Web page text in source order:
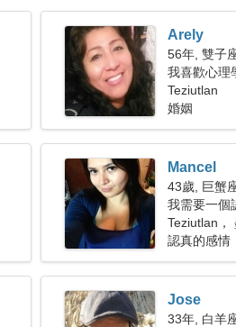
Arely
56年, 雙子
我喜歡心理
Teziutlan
婚姻
Mancel
43歲, 巨蟹
我需要一個
Teziutlan，
認真的感情
Jose
33年, 白羊